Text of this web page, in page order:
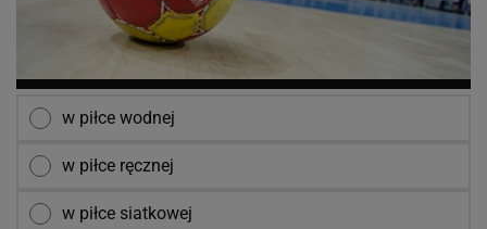
w piłce wodnej
w piłce ręcznej
w piłce siatkowej